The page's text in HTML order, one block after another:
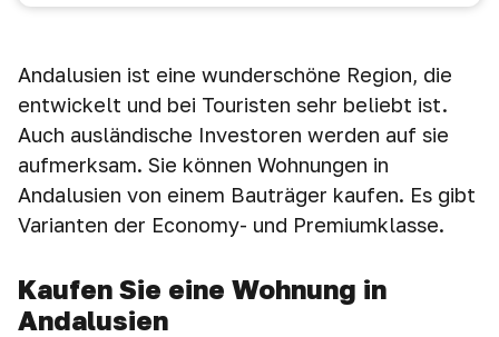
Andalusien ist eine wunderschöne Region, die
entwickelt und bei Touristen sehr beliebt ist.
Auch ausländische Investoren werden auf sie
aufmerksam. Sie können Wohnungen in
Andalusien von einem Bauträger kaufen. Es gibt
Varianten der Economy- und Premiumklasse.
Kaufen Sie eine Wohnung in
Andalusien